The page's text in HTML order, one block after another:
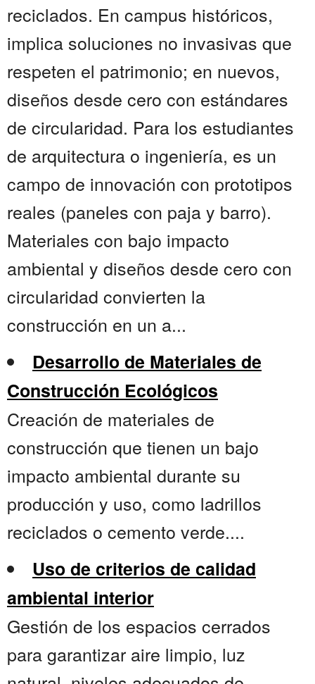
reciclados. En campus históricos,
implica soluciones no invasivas que
respeten el patrimonio; en nuevos,
diseños desde cero con estándares
de circularidad. Para los estudiantes
de arquitectura o ingeniería, es un
campo de innovación con prototipos
reales (paneles con paja y barro).
Materiales con bajo impacto
ambiental y diseños desde cero con
circularidad convierten la
construcción en un a...
Desarrollo de Materiales de
Construcción Ecológicos
Creación de materiales de
construcción que tienen un bajo
impacto ambiental durante su
producción y uso, como ladrillos
reciclados o cemento verde....
Uso de criterios de calidad
ambiental interior
Gestión de los espacios cerrados
para garantizar aire limpio, luz